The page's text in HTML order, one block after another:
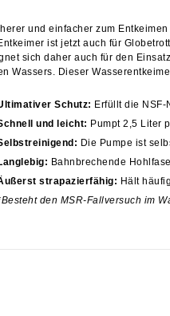
und einfacher zum
ist jetzt auch für
sich daher auch für den
Wassers. Dieser
Schutz: Erfüllt die
und leicht: Pumpt 2,5 Liter
Die Pumpe ist
Bahnbrechende
strapazierfähig: Hält
den MSR-Fallversuch im